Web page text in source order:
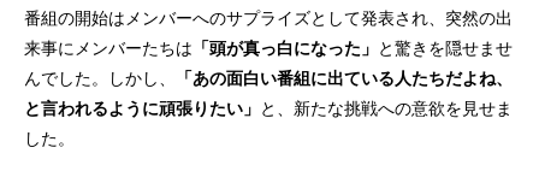
番組の開始はメンバーへのサプライズとして発表され、突然の出
来事にメンバーたちは 「頭が真っ白になった」 と驚きを隠せませ
んでした。しかし、
「あの面白い番組に出ている人たちだよね、
と言われるように頑張りたい」 と、新たな挑戦への意欲を見せま
した。